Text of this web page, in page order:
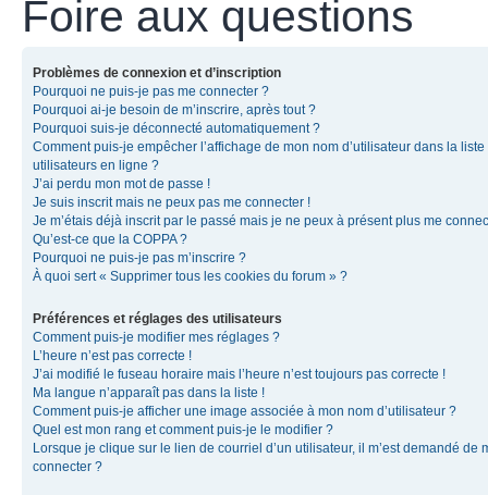
Foire aux questions
Problèmes de connexion et d’inscription
Pourquoi ne puis-je pas me connecter ?
Pourquoi ai-je besoin de m’inscrire, après tout ?
Pourquoi suis-je déconnecté automatiquement ?
Comment puis-je empêcher l’affichage de mon nom d’utilisateur dans la liste
utilisateurs en ligne ?
J’ai perdu mon mot de passe !
Je suis inscrit mais ne peux pas me connecter !
Je m’étais déjà inscrit par le passé mais je ne peux à présent plus me
Qu’est-ce que la COPPA ?
Pourquoi ne puis-je pas m’inscrire ?
À quoi sert « Supprimer tous les cookies du forum » ?
Préférences et réglages des utilisateurs
Comment puis-je modifier mes réglages ?
L’heure n’est pas correcte !
J’ai modifié le fuseau horaire mais l’heure n’est toujours pas correcte !
Ma langue n’apparaît pas dans la liste !
Comment puis-je afficher une image associée à mon nom d’utilisateur ?
Quel est mon rang et comment puis-je le modifier ?
Lorsque je clique sur le lien de courriel d’un utilisateur, il m’est demandé de
connecter ?